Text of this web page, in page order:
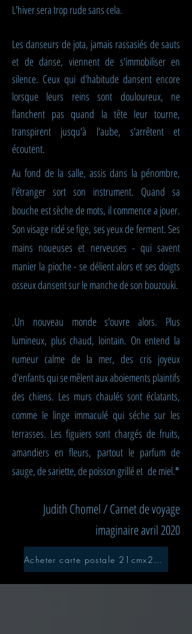
L'hiver sera trop rude sans cela.
Les danseurs de jota, jamais rassasiés de sauts
et de danse, viennent de s'immobiliser en
silence. Ceux qui d'habitude dansent encore
lorsque leurs reins sont douloureux, ne
flanchent pas quand la tête leur tourne,
transpirent jusqu'à l'aube, s'arrêtent et
écoutent.
Au fond de la salle, assis dans la pénombre,
l'étranger sort son instrument. Quand sa
bouche est sèche de mots, il commence a jouer.
Son visage ridé se fige, ses yeux de ferment. Ses
mains noueuses et nerveuses - qui savent
manier la pioche - se délient alors et ses doigts
osseux dansent sur le manche de son bouzouki.
.Un nouveau monde s'ouvre alors. Plus
lumineux, plus chaud, lointain. On entend la
rumeur calme de la mer, des cris joyeux
d'enfants qui se mêlent aux aboiements plaintifs
des chiens. Les murs chaulés sont éclatants,
comme le linge immaculé qui séche sur les
terrasses. Les figuiers sont chargés de fruits,
amandiers en fleurs, partout le parfum de
sauge, de sariette, de poisson grillé et de miel."
Judith Chomel / Carnet de voyage
imaginaire avril 2020